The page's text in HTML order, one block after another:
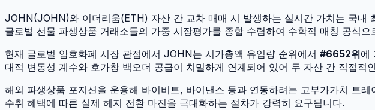
JOHN(JOHN)와 이더리움(ETH) 자산 간 교차 매매 시 발생하는 실시간 가치는 국
글로벌 선물 파생상품 거래소들의 가중 시장평가를 종합 수렴하여 수학적 매칭 공식으
현재 글로벌 암호화폐 시장 관점에서 JOHN는 시가총액 유입량 순위에서 #6652위에
대적 변동성 계수와 호가창 백오더 공급이 치밀하게 연계되어 있어 두 자산 간 직접
해외 파생상품 포지션을 운용해 바이비트, 바이낸스 등과 연동하려는 고부가가치 트
수취 혜택에 따른 실제 헤지 전환 마진을 극대화하는 절차가 강력히 요구됩니다.